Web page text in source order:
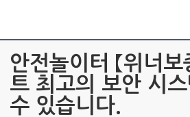
안전놀이터 【위너
트 최고의 보안 시
수 있습니다.